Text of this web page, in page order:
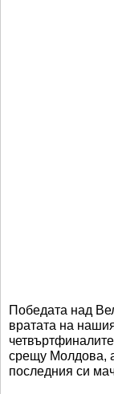
Победата над
вратата на
срещу Молдова,
последния си